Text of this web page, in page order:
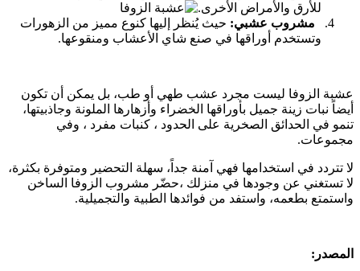
للأرق والأمراض الأخرى.
مشروب عشبي: حيث يُنظر إليها كنوع مميز من الزهورات
وتستخدم أوراقها في صنع شاي الأعشاب ومنقوعها.
عشبة الزوفا ليست مجرد عشب طهي أو طب، بل يمكن أن تكون
أيضاً نبات زينة جميل بأوراقها الخضراء وأزهارها الملونة وجاذبيتها،
تنمو في الحدائق الصخرية على الحدود ، كنبات مفرد ، وفي
مجموعات.
لا تتردد في استخدامها فهي آمنة جداً، سهلة التحضير ومتوفرة بكثرة،
لا تستغني عن وجودها في منزلك ،حضّر مشروب الزوفا الساخن
واستمتع بطعمه، واستفد من فوائدها الطبية والتجميلية.
المصدر: